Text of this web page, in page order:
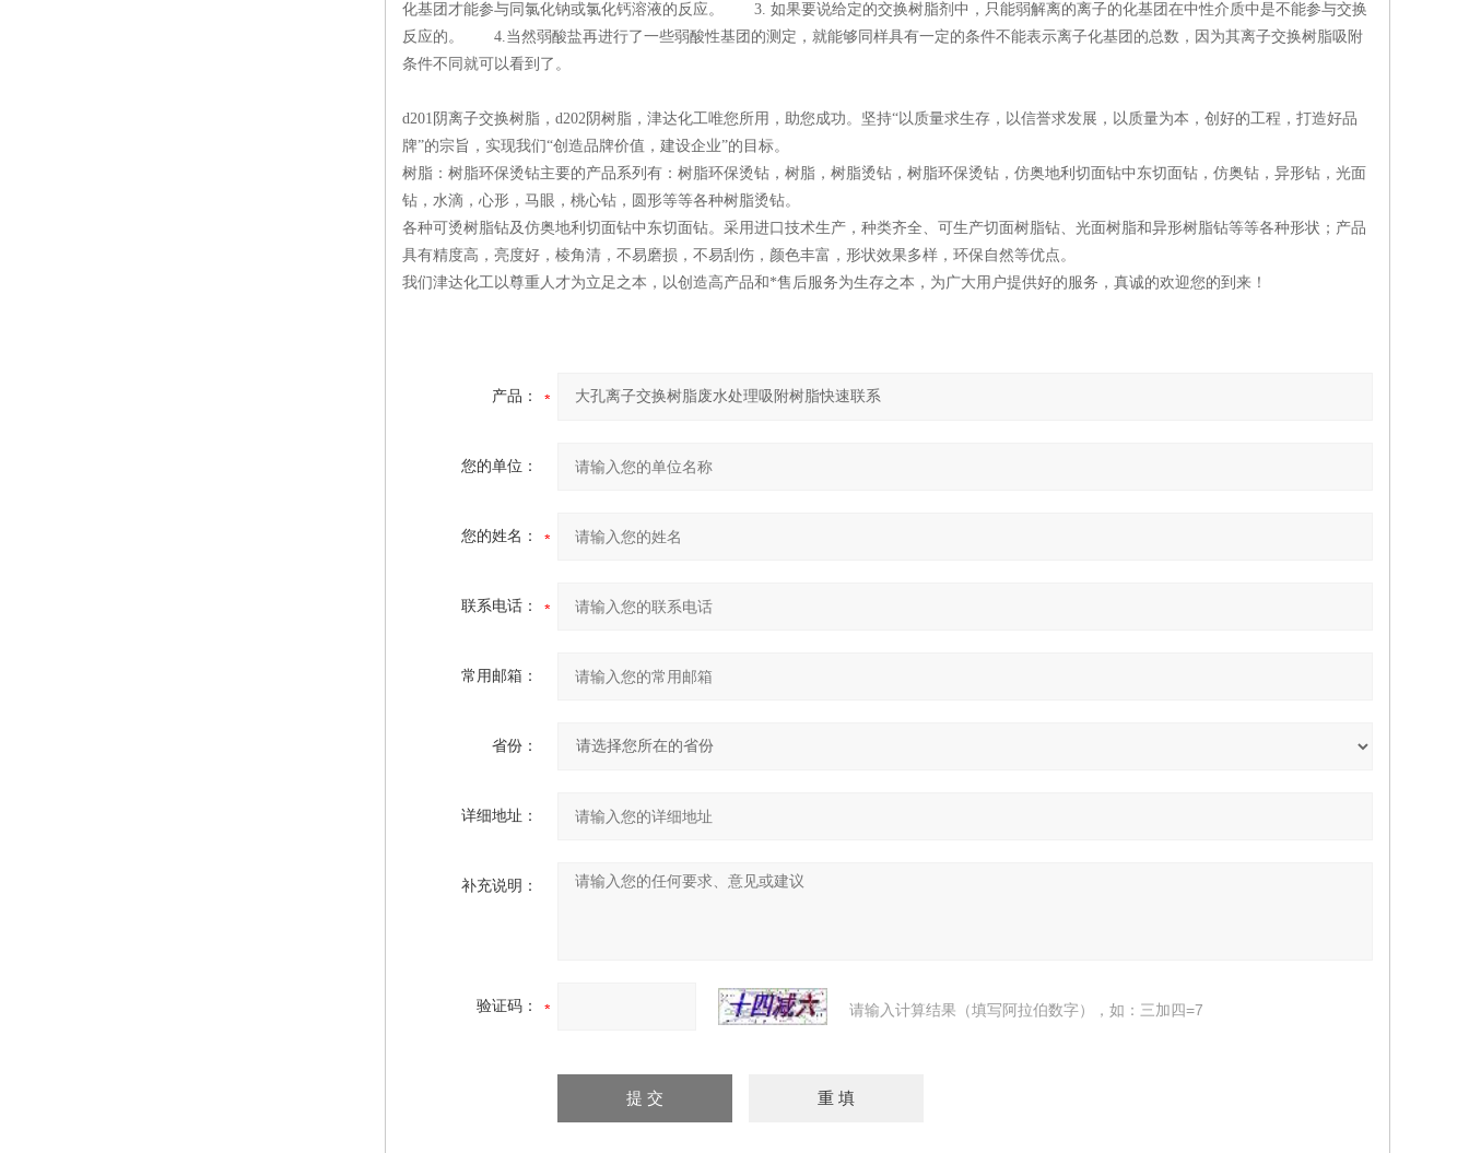
化基团才能参与同氯化钠或氯化钙溶液的反应。 3. 如果要说给定的交换树脂剂中，只能弱解离的离子的化基团在中性介质中是不能参与交换
反应的。 4.当然弱酸盐再进行了一些弱酸性基团的测定，就能够同样具有一定的条件不能表示离子化基团的总数，因为其离子交换树脂吸附
条件不同就可以看到了。
d201阴离子交换树脂，d202阴树脂，津达化工唯您所用，助您成功。坚持“以质量求生存，以信誉求发展，以质量为本，创好的工程，打造好品
牌”的宗旨，实现我们“创造品牌价值，建设企业”的目标。
树脂：树脂环保烫钻主要的产品系列有：树脂环保烫钻，树脂，树脂烫钻，树脂环保烫钻，仿奥地利切面钻中东切面钻，仿奥钻，异形钻，光面
钻，水滴，心形，马眼，桃心钻，圆形等等各种树脂烫钻。
各种可烫树脂钻及仿奥地利切面钻中东切面钻。采用进口技术生产，种类齐全、可生产切面树脂钻、光面树脂和异形树脂钻等等各种形状；产品
具有精度高，亮度好，棱角清，不易磨损，不易刮伤，颜色丰富，形状效果多样，环保自然等优点。
我们津达化工以尊重人才为立足之本，以创造高产品和*售后服务为生存之本，为广大用户提供好的服务，真诚的欢迎您的到来！
产品：
您的单位：
您的姓名：
联系电话：
常用邮箱：
省份：
详细地址：
补充说明：
验证码： 请输入计算结果（填写阿拉伯数字），如：三加四=7